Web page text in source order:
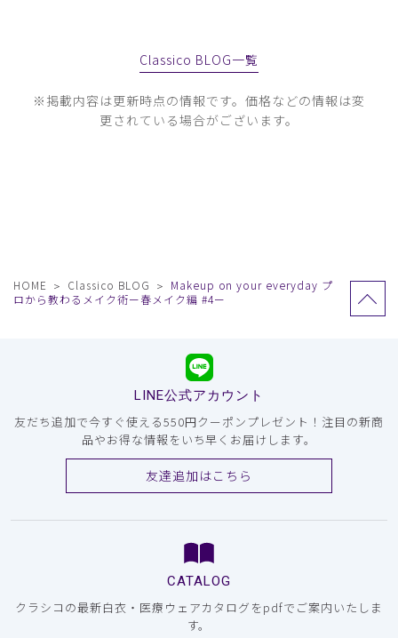
Classico BLOG一覧
※掲載内容は更新時点の情報です。価格などの情報は変
更されている場合がございます。
HOME Classico BLOG
Makeup on your everyday プ
ロから教わるメイク術ー春メイク編 #4ー
LINE公式アカウント
友だち追加で今すぐ使える550円クーポンプレゼント！注目の新商
品やお得な情報をいち早くお届けします。
友達追加はこちら
CATALOG
クラシコの最新白衣・医療ウェアカタログをpdfでご案内いたしま
す。